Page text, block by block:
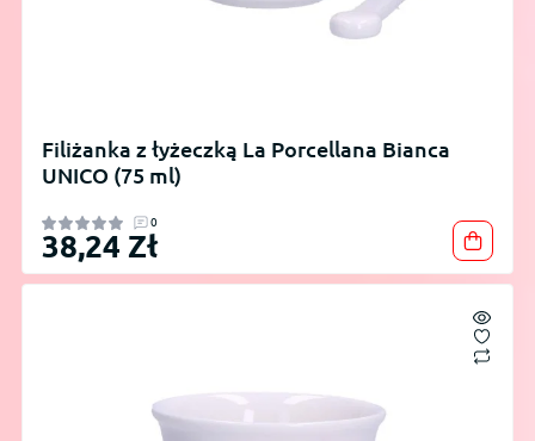
Filiżanka z łyżeczką La Porcellana Bianca
UNICO (75 ml)
0
38,24 Zł